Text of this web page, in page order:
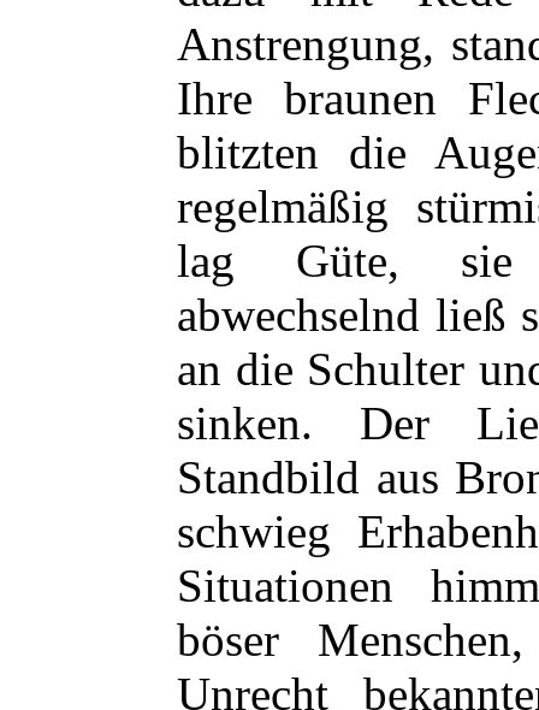
Anstrengung,
Ihre braunen
blitzten die
regelmäßig
lag Güte,
abwechselnd ließ
an die Schulter
sinken. Der
Standbild aus
schwieg
Situationen
böser
Unrecht